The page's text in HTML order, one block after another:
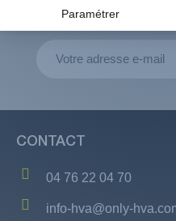
En vous inscrivant à
CONTACT
04 76 22 04 70
info-hva@only-